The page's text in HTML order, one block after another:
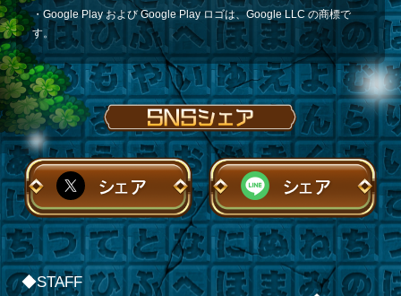
・Google Play および Google Play ロゴは、Google LLC の商標で
す。
シェア シェア
◆STAFF